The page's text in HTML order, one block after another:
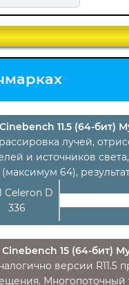
Cinebench 11.5 (64-бит)
лучей,
и источников
(максимум 64),
Celeron D
336
Cinebench 15 (64-бит)
версии R11.5
Многопоточный